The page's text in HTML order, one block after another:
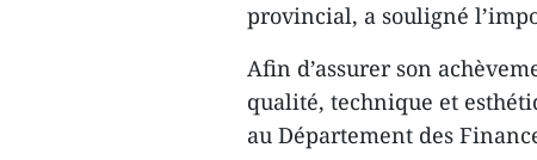
provincial, a souligné
Afin d’assurer son
qualité, technique et
au Département des